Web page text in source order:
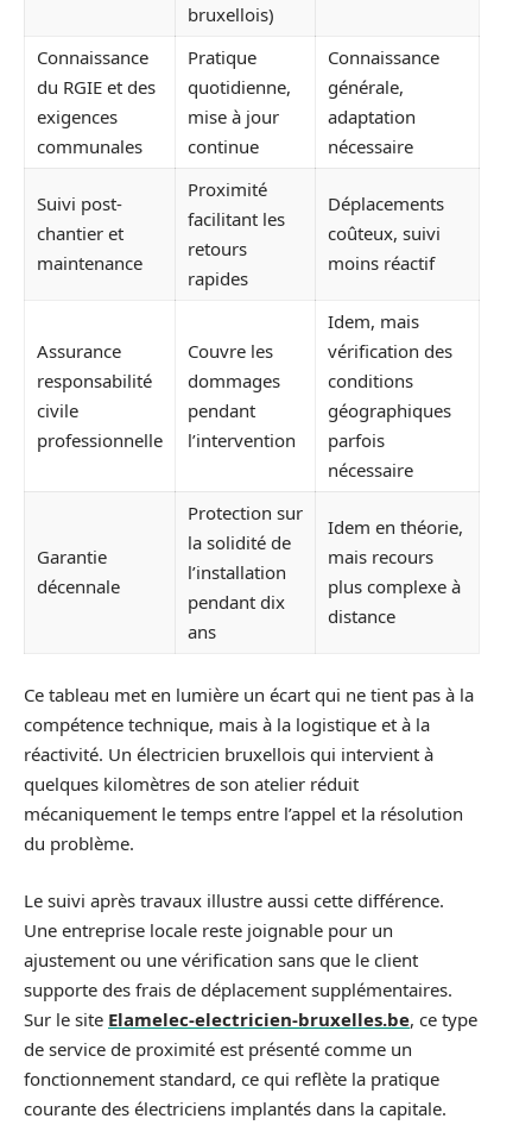
bruxellois)
Connaissance
du RGIE et des
exigences
communales
Pratique
quotidienne,
mise à jour
continue
Connaissance
générale,
adaptation
nécessaire
Suivi post-
chantier et
maintenance
Proximité
facilitant les
retours
rapides
Déplacements
coûteux, suivi
moins réactif
Assurance
responsabilité
civile
professionnelle
Couvre les
dommages
pendant
l’intervention
Idem, mais
vérification des
conditions
géographiques
parfois
nécessaire
Garantie
décennale
Protection sur
la solidité de
l’installation
pendant dix
ans
Idem en théorie,
mais recours
plus complexe à
distance
Ce tableau met en lumière un écart qui ne tient pas à la
compétence technique, mais à la logistique et à la
réactivité. Un électricien bruxellois qui intervient à
quelques kilomètres de son atelier réduit
mécaniquement le temps entre l’appel et la résolution
du problème.
Le suivi après travaux illustre aussi cette différence.
Une entreprise locale reste joignable pour un
ajustement ou une vérification sans que le client
supporte des frais de déplacement supplémentaires.
Sur le site Elamelec-electricien-bruxelles.be, ce type
de service de proximité est présenté comme un
fonctionnement standard, ce qui reflète la pratique
courante des électriciens implantés dans la capitale.